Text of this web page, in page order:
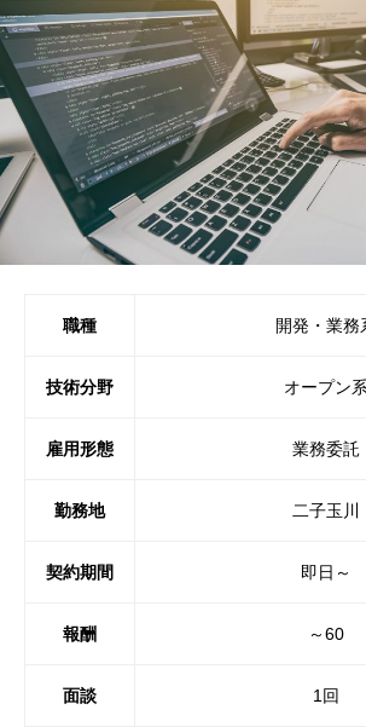
職種 開発・業務
技術分野 オープン系
雇用形態 業務委託
勤務地 二子玉川
契約期間 即日～
報酬 ～60
面談 1回